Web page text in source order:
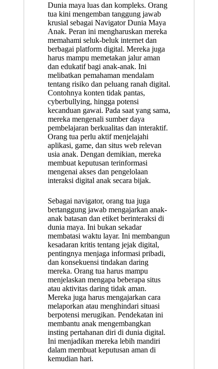
Dunia maya luas dan kompleks. Orang
tua kini mengemban tanggung jawab
krusial sebagai Navigator Dunia Maya
Anak. Peran ini mengharuskan mereka
memahami seluk-beluk internet dan
berbagai platform digital. Mereka juga
harus mampu memetakan jalur aman
dan edukatif bagi anak-anak. Ini
melibatkan pemahaman mendalam
tentang risiko dan peluang ranah digital.
Contohnya konten tidak pantas,
cyberbullying, hingga potensi
kecanduan gawai. Pada saat yang sama,
mereka mengenali sumber daya
pembelajaran berkualitas dan interaktif.
Orang tua perlu aktif menjelajahi
aplikasi, game, dan situs web relevan
usia anak. Dengan demikian, mereka
membuat keputusan terinformasi
mengenai akses dan pengelolaan
interaksi digital anak secara bijak.
Sebagai navigator, orang tua juga
bertanggung jawab mengajarkan anak-
anak batasan dan etiket berinteraksi di
dunia maya. Ini bukan sekadar
membatasi waktu layar. Ini membangun
kesadaran kritis tentang jejak digital,
pentingnya menjaga informasi pribadi,
dan konsekuensi tindakan daring
mereka. Orang tua harus mampu
menjelaskan mengapa beberapa situs
atau aktivitas daring tidak aman.
Mereka juga harus mengajarkan cara
melaporkan atau menghindari situasi
berpotensi merugikan. Pendekatan ini
membantu anak mengembangkan
insting pertahanan diri di dunia digital.
Ini menjadikan mereka lebih mandiri
dalam membuat keputusan aman di
kemudian hari.